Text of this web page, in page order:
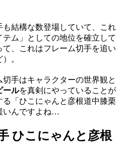
結構な数登場していて、これ
ム」としての地位を確立して
、これはフレーム切手を追い
。
手はキャラクターの世界観と
ールを真剣にやっていることが
「ひこにゃんと彦根道中膝栗
いんですよね…
ひこにゃんと彦根